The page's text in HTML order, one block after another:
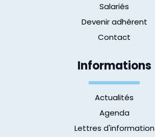
Salariés
Devenir adhérent
Contact
Informations
Actualités
Agenda
Lettres d'information